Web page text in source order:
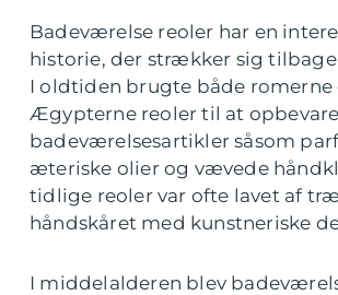
Badeværelse reoler har en
historie, der strækker sig
I oldtiden brugte både romerne
Ægypterne reoler til at
badeværelsesartikler såsom
æteriske olier og vævede
tidlige reoler var ofte lavet af
håndskåret med kunstneriske
I middelalderen blev